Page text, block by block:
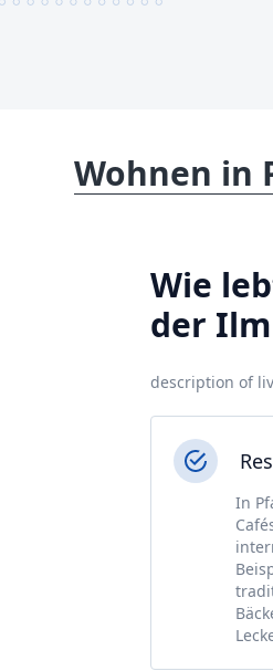
Wohnen in
Wie
der Ilm
description of
In